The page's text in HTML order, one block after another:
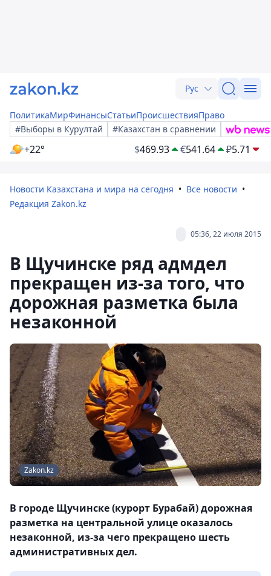
Рус
ПолитикаМирФинансыСтатьиПроисшествияПраво
#Выборы в Курултай
#Казахстан в сравнении
+22° $469.93 €541.64 ₽5.71
Новости Казахстана и мира на сегодня
Все новости
Редакция Zakon.kz
05:36, 22 июля 2015
В Щучинске ряд адмдел
прекращен из-за того, что
дорожная разметка была
незаконной
Zakon.kz
В городе Щучинске (курорт Бурабай) дорожная
разметка на центральной улице оказалось
незаконной, из-за чего прекращено шесть
административных дел.